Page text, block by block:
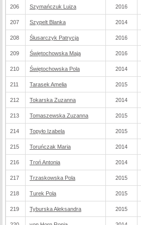
206 Szymańczuk Luiza 2016
207 Szypelt Blanka 2014
208 Ślusarczyk Patrycja 2016
209 Świętochowska Maja 2016
210 Świętochowska Pola 2014
211 Tarasek Amelia 2015
212 Tokarska Zuzanna 2014
213 Tomaszewska Zuzanna 2015
214 Topyło Izabela 2015
215 Toruńczak Maria 2014
216 Troń Antonia 2014
217 Trzaskowska Pola 2015
218 Turek Pola 2015
219 Tyburska Aleksandra 2015